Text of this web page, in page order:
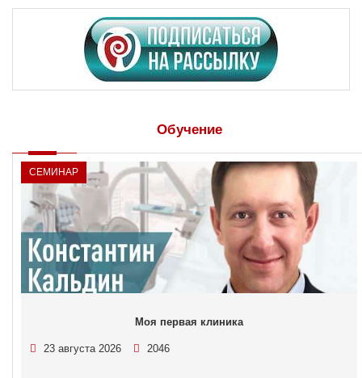
Обучение
СЕМИНАР
Моя первая клиника
23 августа 2026 2046